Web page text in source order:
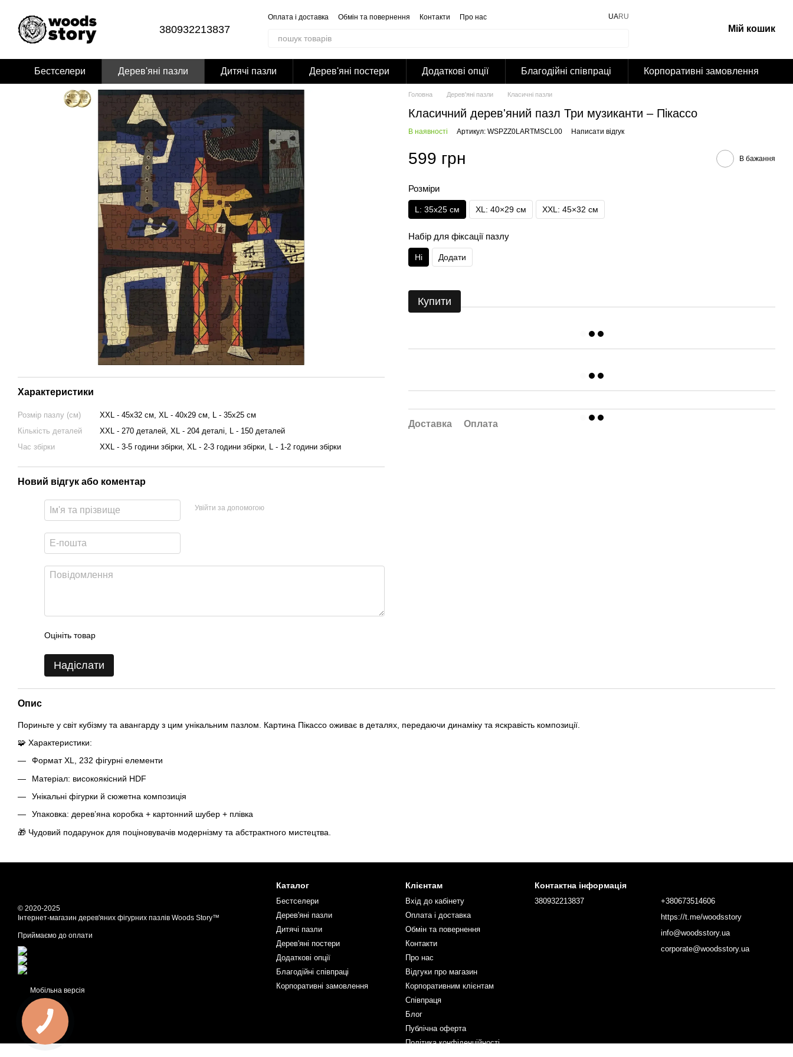
380932213837
Оплата і доставка Обмін та повернення Контакти
Про нас
Публічна оферта
UARU
Мій кошик
Бестселери Дерев'яні пазли Дитячі пазли Дерев'яні постери Додаткові опції Благодійні співпраці Корпоративні замовлення
Характеристики
Розмір пазлу (см)
XXL - 45х32 см, XL - 40х29 см, L - 35х25 см
Кількість деталей
XXL - 270 деталей, XL - 204 деталі, L - 150 деталей
Час збірки
XXL - 3-5 години збірки, XL - 2-3 години збірки, L - 1-2 години збірки
Новий відгук або коментар
Увійти за допомогою
Оцініть товар
Надіслати
Головна Дерев'яні пазли Класичні пазли
Класичний дерев'яний пазл Три музиканти – Пікассо
В наявності Артикул: WSPZZ0LARTMSCL00 Написати відгук
599 грн В бажання
Розміри
L: 35х25 см XL: 40×29 см XXL: 45×32 cм
Набір для фіксації пазлу
Ні Додати
Купити
Доставка Оплата
Опис
Пориньте у світ кубізму та авангарду з цим унікальним пазлом. Картина Пікассо оживає в деталях, передаючи динаміку та яскравість композиції.
🧩 Характеристики:
Формат XL, 232 фігурні елементи
Матеріал: високоякісний HDF
Унікальні фігурки й сюжетна композиція
Упаковка: дерев’яна коробка + картонний шубер + плівка
🎁 Чудовий подарунок для поціновувачів модернізму та абстрактного мистецтва.
© 2020-2025
Інтернет-магазин дерев'яних фігурних пазлів Woods Story™
Приймаємо до оплати
Мобільна версія
Каталог
Бестселери
Дерев'яні пазли
Дитячі пазли
Дерев'яні постери
Додаткові опції
Благодійні співпраці
Корпоративні замовлення
Клієнтам
Вхід до кабінету
Оплата і доставка
Обмін та повернення
Контакти
Про нас
Відгуки про магазин
Корпоративним клієнтам
Співпраця
Блог
Публічна оферта
Політика конфіденційності
Контактна інформація
380932213837
+380673514606
https://t.me/woodsstory
info@woodsstory.ua
corporate@woodsstory.ua